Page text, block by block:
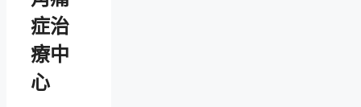
症治
療中
心